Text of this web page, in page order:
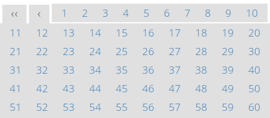
<< < 1 2 3 4 5 6 7 8 9
10
11
12 13 14 15 16 17 18 19
20
21
22 23 24 25 26 27 28 29
30
31
32 33 34 35 36 37 38 39
40
41
42 43 44 45 46 47 48 49
50
51
52 53 54 55 56 57 58 59
60